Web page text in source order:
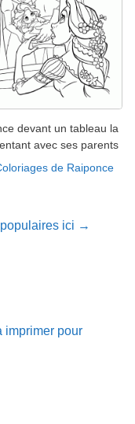
devant un tableau la
avec ses parents
de Raiponce
ici →
imprimer pour